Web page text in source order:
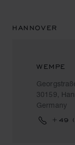
HANNOVER
WEMPE
30159,
Germany
+49